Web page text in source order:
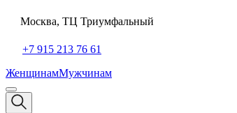
Москва, ТЦ Триумфальный
+7 915 213 76 61
ЖенщинамМужчинам